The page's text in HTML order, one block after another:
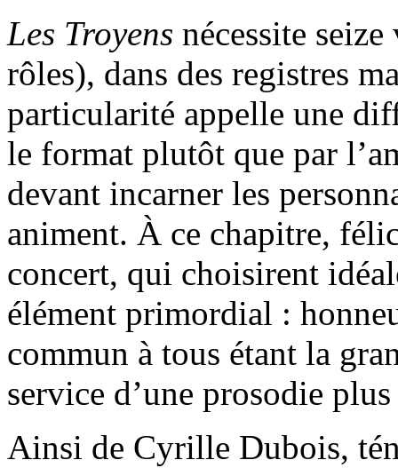
Les Troyens nécessite
rôles), dans des registres
particularité appelle une
le format plutôt que par
devant incarner les
animent. À ce chapitre,
concert, qui choisirent
élément primordial :
commun à tous étant la
service d’une prosodie
Ainsi de Cyrille Dubois,